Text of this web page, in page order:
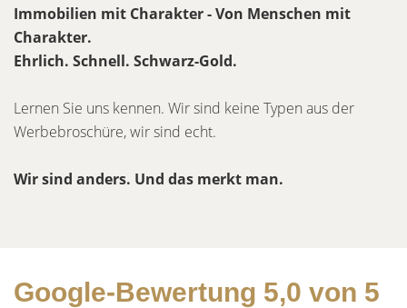
Immobilien mit Charakter - Von Menschen mit
Charakter.
Ehrlich. Schnell. Schwarz-Gold.
Lernen Sie uns kennen. Wir sind keine Typen aus der
Werbebroschüre, wir sind echt.
Wir sind anders. Und das merkt man.
Google-Bewertung 5,0 von 5